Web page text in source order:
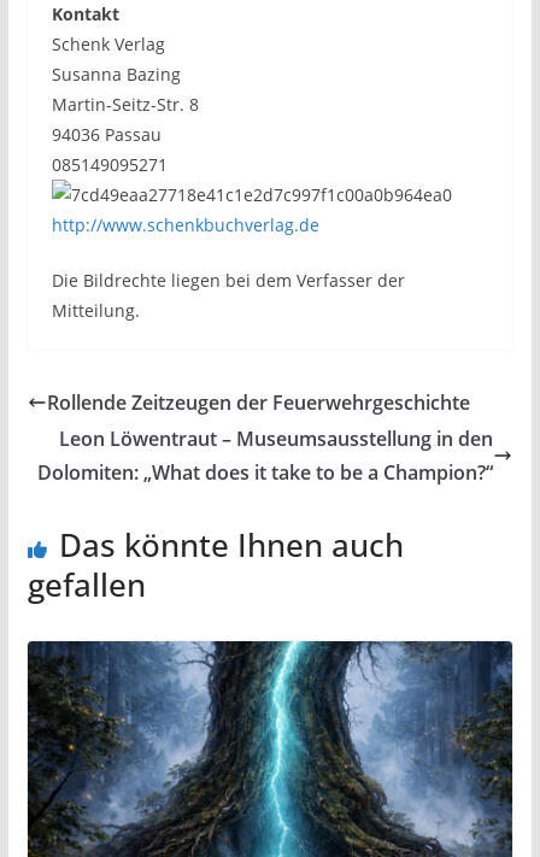
Kontakt
Schenk Verlag
Susanna Bazing
Martin-Seitz-Str. 8
94036 Passau
085149095271
http://www.schenkbuchverlag.de
Die Bildrechte liegen bei dem Verfasser der
Mitteilung.
Rollende Zeitzeugen der Feuerwehrgeschichte
Leon Löwentraut – Museumsausstellung in den
Dolomiten: „What does it take to be a Champion?“
Das könnte Ihnen auch
gefallen